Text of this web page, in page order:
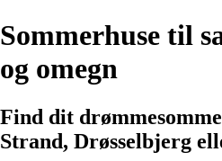
Sommerhuse til
og omegn
Find dit
Strand, Drøsselbjerg